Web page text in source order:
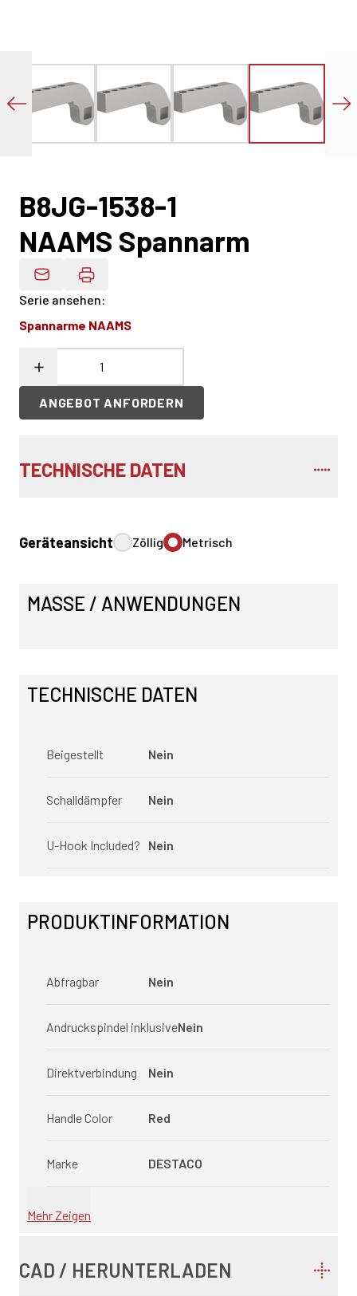
B8JG-1538-1
NAAMS Spannarm
Produktdaten Per E-Mail
Serie ansehen:
Spannarme NAAMS
ANGEBOT ANFORDERN
TECHNISCHE DATEN
Geräteansicht Zöllig Metrisch
MASSE / ANWENDUNGEN
TECHNISCHE DATEN
Beigestellt Nein
Schalldämpfer Nein
U-Hook Included? Nein
PRODUKTINFORMATION
Abfragbar Nein
Andruckspindel inklusiveNein
Direktverbindung Nein
Handle Color Red
Marke DESTACO
Mehr Zeigen
CAD / HERUNTERLADEN